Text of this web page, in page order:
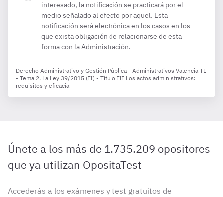
interesado, la notificación se practicará por el
medio señalado al efecto por aquel. Esta
notificación será electrónica en los casos en los
que exista obligación de relacionarse de esta
forma con la Administración.
Derecho Administrativo y Gestión Pública - Administrativos Valencia TL
- Tema 2. La Ley 39/2015 (II) - Título III Los actos administrativos:
requisitos y eficacia
Únete a los más de 1.735.209 opositores
que ya utilizan OpositaTest
Accederás a los exámenes y test gratuitos de